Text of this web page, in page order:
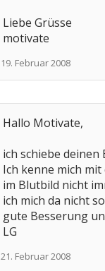
Liebe Grüsse
motivate
19. Februar 2008
Hallo Motivate,
ich schiebe
Ich kenne mich
im Blutbild nicht
ich mich da nicht
gute Besserung
LG
21. Februar 2008